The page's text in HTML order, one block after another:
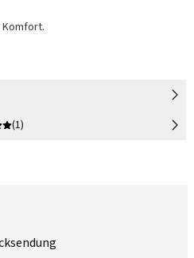
Komfort.
(1)